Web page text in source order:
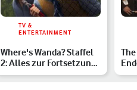
TV &
ENTERTAINMENT
Where's Wanda? Staffel
2: Alles zur Fortsetzung
der Apple TV+ Ser…